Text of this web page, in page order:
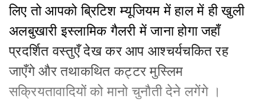
लिए तो आपको ब्रिटिश म्यूजियम में हाल में ही खुली
अलबुखारी इस्लामिक गैलरी में जाना होगा जहाँ
प्रदर्शित वस्तुएँ देख कर आप आश्चर्यचकित रह
जाएँगे और तथाकथित कट्टर मुस्लिम
सक्रियतावादियों को मानो चुनौती देने लगेंगे ।